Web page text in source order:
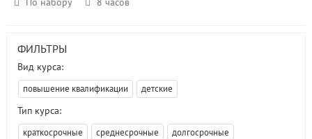
ФИЛЬТРЫ
Вид курса:
повышение квалификации детские
Тип курса:
краткосрочные среднесрочные долгосрочные